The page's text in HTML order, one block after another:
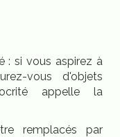
: si vous aspirez à
vous d'objets
appelle la
remplacés par